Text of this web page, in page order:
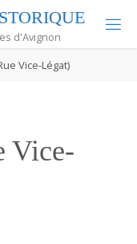
STORIQUE
d'Avignon
Vice-Légat)
Vice-